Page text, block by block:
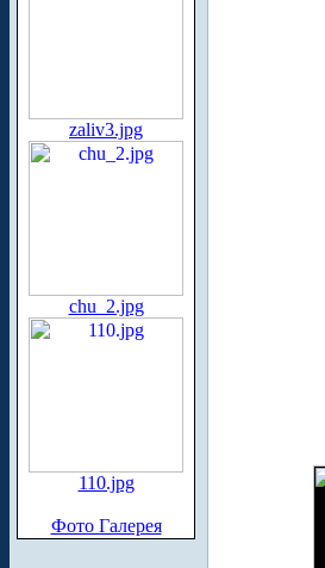
zaliv3.jpg
chu_2.jpg
110.jpg
Фото Галерея